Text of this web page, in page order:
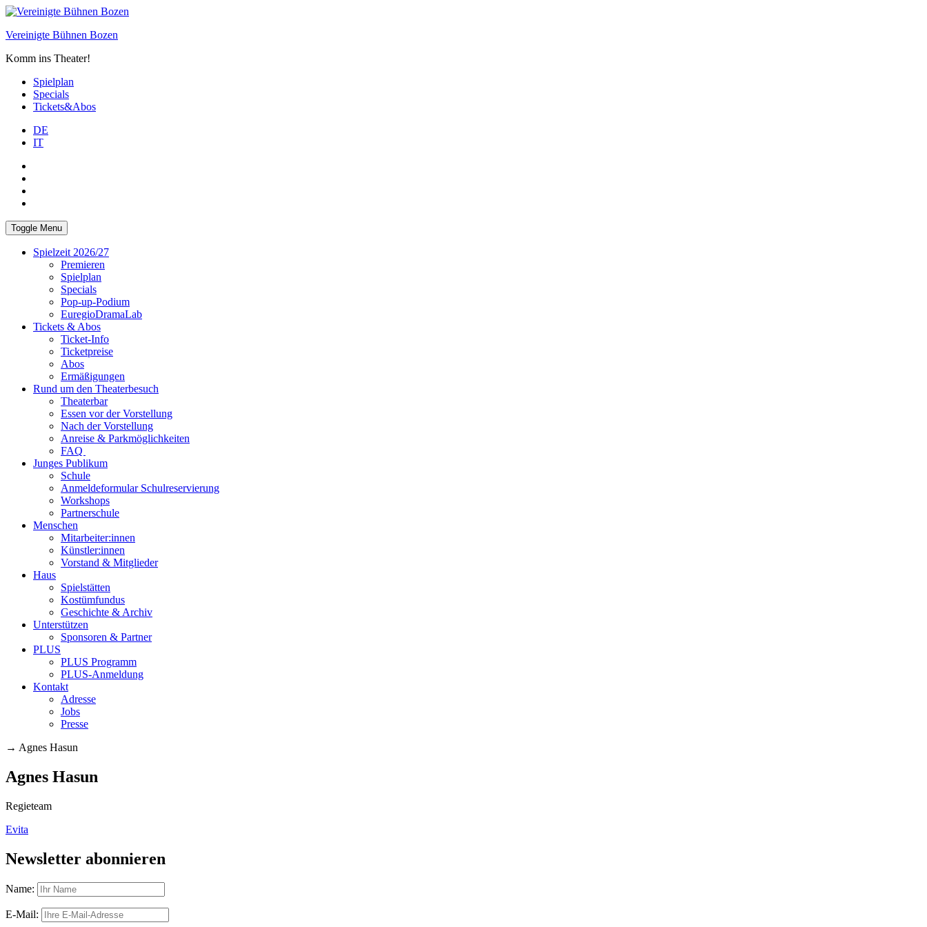
Skip
content
Vereinigte Bühnen Bozen
Komm ins Theater!
Spielplan
Specials
Tickets&Abos
DE
IT
Toggle Menu
Spielzeit 2026/27
Premieren
Spielplan
Specials
Pop-up-Podium
EuregioDramaLab
Tickets & Abos
Ticket-Info
Ticketpreise
Abos
Ermäßigungen
Rund um den Theaterbesuch
Theaterbar
Essen vor der Vorstellung
Nach der Vorstellung
Anreise & Parkmöglichkeiten
FAQ
Junges Publikum
Schule
Anmeldeformular Schulreservierung
Workshops
Partnerschule
Menschen
Mitarbeiter:innen
Künstler:innen
Vorstand & Mitglieder
Haus
Spielstätten
Kostümfundus
Geschichte & Archiv
Unterstützen
Sponsoren & Partner
PLUS
PLUS Programm
PLUS-Anmeldung
Kontakt
Adresse
Jobs
Presse
→ Agnes Hasun
Agnes Hasun
Regieteam
Evita
Newsletter abonnieren
Name:
E-Mail: